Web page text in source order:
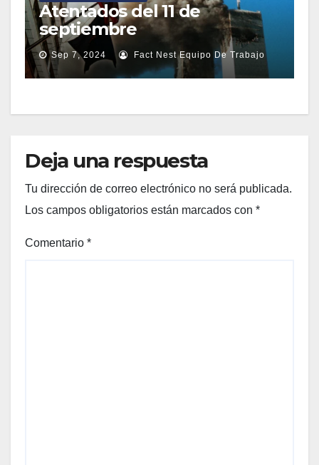
Atentados del 11 de
septiembre
Sep 7, 2024 Fact Nest Equipo De Trabajo
Deja una respuesta
Tu dirección de correo electrónico no será publicada.
Los campos obligatorios están marcados con *
Comentario *